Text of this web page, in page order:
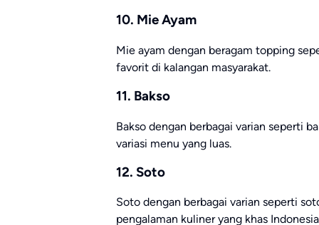
10. Mie Ayam
Mie ayam dengan beragam topping
favorit di kalangan masyarakat.
11. Bakso
Bakso dengan berbagai varian seperti
variasi menu yang luas.
12. Soto
Soto dengan berbagai varian seperti
pengalaman kuliner yang khas